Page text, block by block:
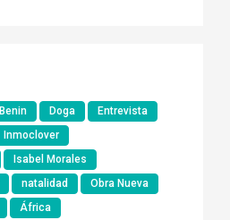
Benin Doga
Entrevista
Inmoclover
Isabel Morales
natalidad
Obra Nueva
África